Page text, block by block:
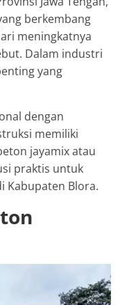
berkembang
meningkatnya
Dalam industri
yang
dengan
memiliki
jayamix atau
praktis untuk
Kabupaten Blora.